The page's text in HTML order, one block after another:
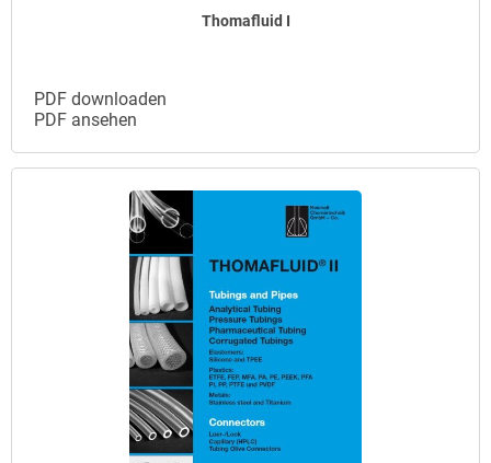
Thomafluid I
PDF downloaden
PDF ansehen